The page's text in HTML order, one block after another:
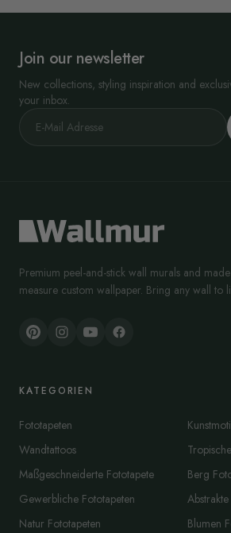
Join our newsletter
New collections, styling inspiration and
your inbox.
Premium peel-and-stick wall murals and
measure custom wallpaper. Bring any wall to
KATEGORIEN
Fototapeten
Wandtattoos
Maßgeschneiderte Fototapete
Gewerbliche Fototapeten
Natur Fototapeten
Berg
Blumen